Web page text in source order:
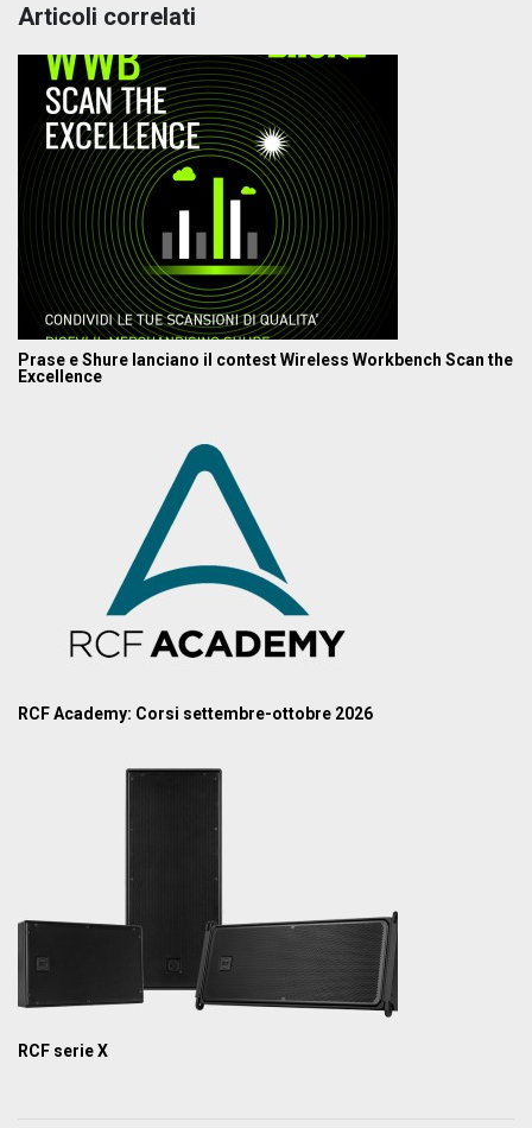
Articoli correlati
Prase e Shure lanciano il contest Wireless Workbench Scan the
Excellence
RCF Academy: Corsi settembre-ottobre 2026
RCF serie X